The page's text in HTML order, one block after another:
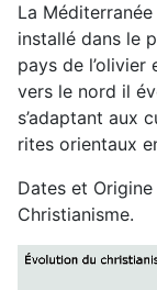
La
installé dans le
pays de l’olivier
vers le nord il
s’adaptant aux
rites orientaux
Dates et
Christianisme.